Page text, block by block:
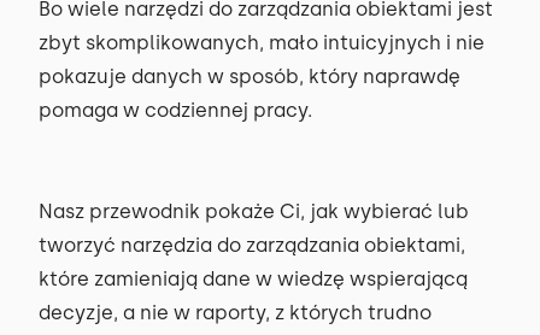
Bo wiele narzędzi do zarządzania obiektami jest
zbyt skomplikowanych, mało intuicyjnych i nie
pokazuje danych w sposób, który naprawdę
pomaga w codziennej pracy.
Nasz przewodnik pokaże Ci, jak wybierać lub
tworzyć narzędzia do zarządzania obiektami,
które zamieniają dane w wiedzę wspierającą
decyzje, a nie w raporty, z których trudno